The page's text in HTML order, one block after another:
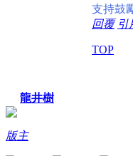
支持鼓
回覆 引
TOP
龍井樹
版主